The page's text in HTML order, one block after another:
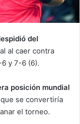
del
al caer contra
y 7-6 (6).
posición mundial
que se convertiría
el torneo.